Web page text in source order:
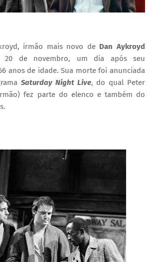
irmão mais novo de Dan Aykroyd
de novembro, um dia após seu
anos de idade. Sua morte foi anunciada
Saturday Night Live, do qual Peter
fez parte do elenco e também do